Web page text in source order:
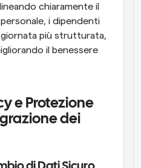
chiaramente il
i dipendenti
più strutturata,
il benessere
e Protezione
dei